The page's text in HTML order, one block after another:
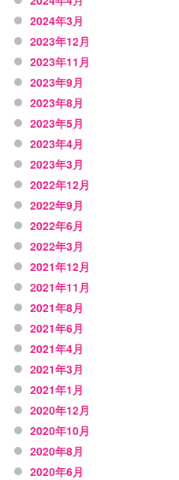
2024年3月
2023年12月
2023年11月
2023年9月
2023年8月
2023年5月
2023年4月
2023年3月
2022年12月
2022年9月
2022年6月
2022年3月
2021年12月
2021年11月
2021年8月
2021年6月
2021年4月
2021年3月
2021年1月
2020年12月
2020年10月
2020年8月
2020年6月